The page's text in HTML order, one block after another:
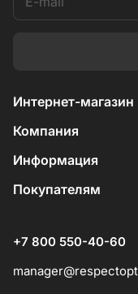
Интернет-магазин
Компания
Информация
Покупателям
+7 800 550-40-60